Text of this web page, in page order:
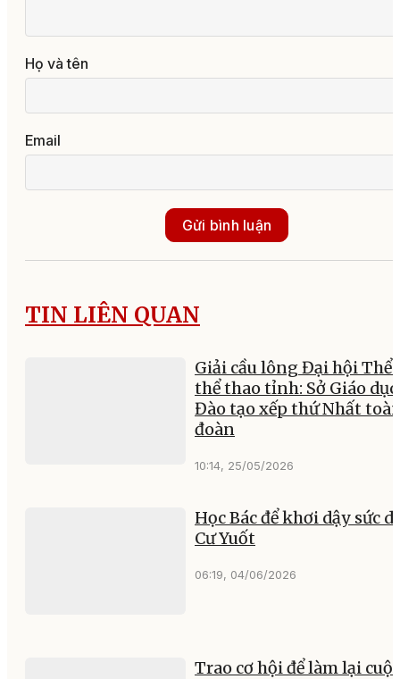
Họ và tên
Email
Gửi bình luận
TIN LIÊN QUAN
Giải cầu lông Đại hội Thể
thể thao tỉnh: Sở Giáo dục
Đào tạo xếp thứ Nhất
đoàn
10:14, 25/05/2026
Học Bác để khơi dậy sức
Cư Yuốt
06:19, 04/06/2026
Trao cơ hội để làm lại cuộc